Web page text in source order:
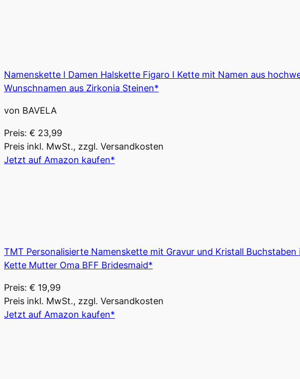
Namenskette I Damen Halskette Figaro I Kette mit Namen aus
Wunschnamen aus Zirkonia Steinen*
von BAVELA
Preis: € 23,99
Preis inkl. MwSt., zzgl. Versandkosten
Jetzt auf Amazon kaufen*
TMT Personalisierte Namenskette mit Gravur und Kristall
Kette Mutter Oma BFF Bridesmaid*
Preis: € 19,99
Preis inkl. MwSt., zzgl. Versandkosten
Jetzt auf Amazon kaufen*